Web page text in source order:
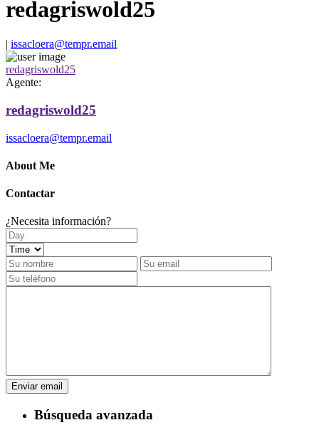
redagriswold25
| issacloera@tempr.email
redagriswold25
Agente:
redagriswold25
issacloera@tempr.email
About Me
Contactar
¿Necesita información?
Búsqueda avanzada